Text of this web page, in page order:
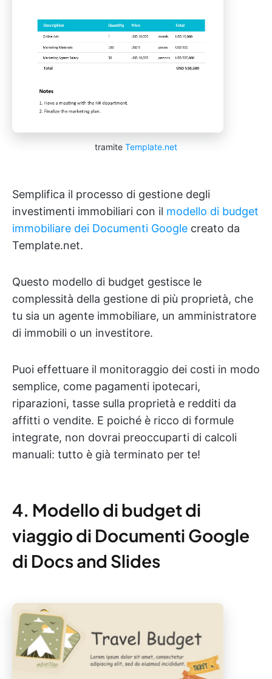
tramite Template.net
Semplifica il processo di gestione degli
investimenti immobiliari con il modello di budget
immobiliare dei Documenti Google creato da
Template.net.
Questo modello di budget gestisce le
complessità della gestione di più proprietà, che
tu sia un agente immobiliare, un amministratore
di immobili o un investitore.
Puoi effettuare il monitoraggio dei costi in modo
semplice, come pagamenti ipotecari,
riparazioni, tasse sulla proprietà e redditi da
affitti o vendite. E poiché è ricco di formule
integrate, non dovrai preoccuparti di calcoli
manuali: tutto è già terminato per te!
4. Modello di budget di
viaggio di Documenti Google
di Docs and Slides